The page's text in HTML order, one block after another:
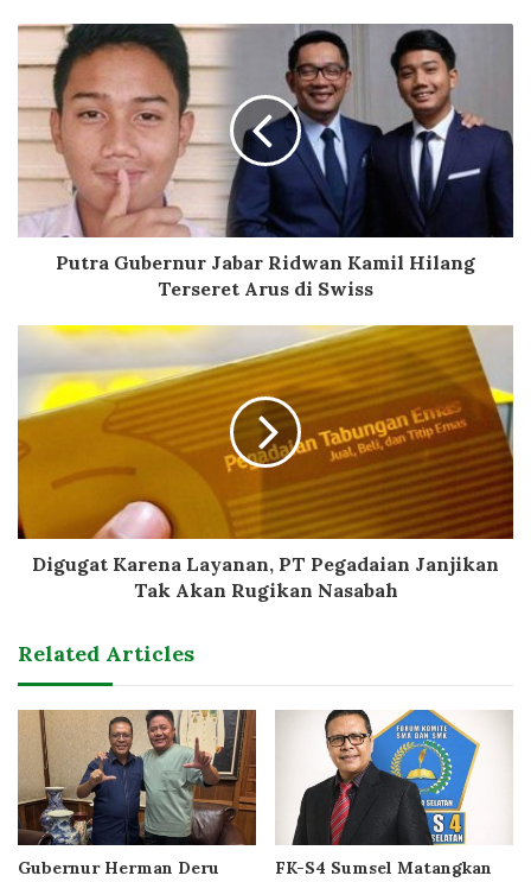
Putra Gubernur Jabar Ridwan Kamil Hilang
Terseret Arus di Swiss
Digugat Karena Layanan, PT Pegadaian Janjikan
Tak Akan Rugikan Nasabah
Related Articles
Gubernur Herman Deru
FK-S4 Sumsel Matangkan